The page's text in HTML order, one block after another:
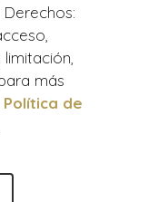
más
Política de